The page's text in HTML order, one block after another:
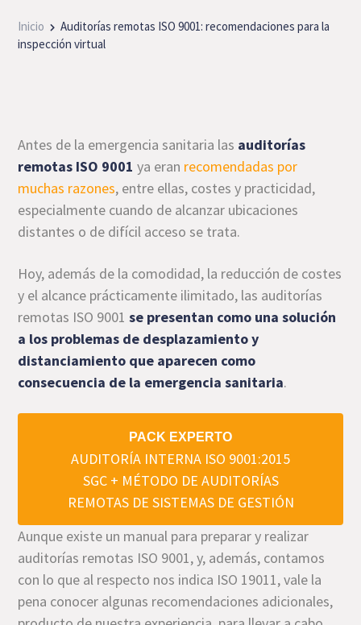
Inicio
Auditorías remotas ISO 9001: recomendaciones para la
inspección virtual
Antes de la emergencia sanitaria las auditorías
remotas ISO 9001 ya eran recomendadas por
muchas razones, entre ellas, costes y practicidad,
especialmente cuando de alcanzar ubicaciones
distantes o de difícil acceso se trata.
Hoy, además de la comodidad, la reducción de costes
y el alcance prácticamente ilimitado, las auditorías
remotas ISO 9001se presentan como una solución
a los problemas de desplazamiento y
distanciamiento que aparecen como
consecuencia de la emergencia sanitaria.
PACK EXPERTO
AUDITORÍA INTERNA ISO 9001:2015
SGC + MÉTODO DE AUDITORÍAS
REMOTAS DE SISTEMAS DE GESTIÓN
Aunque existe un manual para preparar y realizar
auditorías remotas ISO 9001, y, además, contamos
con lo que al respecto nos indica ISO 19011, vale la
pena conocer algunas recomendaciones adicionales,